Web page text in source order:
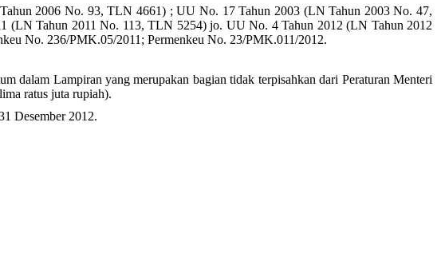
2006 No. 93, TLN 4661) ; UU No. 17 Tahun 2003 (LN Tahun 2003 No. 47,
(LN Tahun 2011 No. 113, TLN 5254)jo. UU No. 4Tahun 2012 (LN Tahun 2012
No. 236/PMK.05/2011; Permenkeu No. 23/PMK.011/2012.
dalam Lampiran yang merupakan bagian tidak terpisahkan dari Peraturan Menteri
ratus juta rupiah).
Desember 2012.